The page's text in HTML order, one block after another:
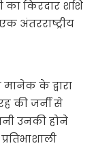
का किरदार शशि
अंतरराष्ट्रीय
के द्वारा
की जर्नी से
उनकी होने